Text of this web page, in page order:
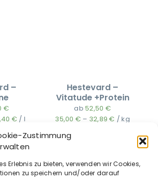
Zustimmung
Erlebnis zu bieten, verwenden wir Cookies,
zu speichern und/oder darauf
–
€
€ / l
Hestevard –
Vitatude +Protein
ab52,50 €
35,00 € – 32,89€ /kg
Auf die Wunschliste